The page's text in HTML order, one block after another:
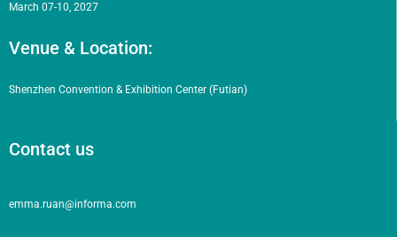
March 07-10, 2027
Venue & Location:
Shenzhen Convention & Exhibition Center (Futian)
Contact us
emma.ruan@informa.com